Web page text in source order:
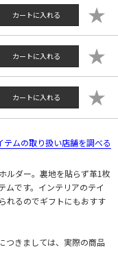
カートに入れる ★
カートに入れる ★
カートに入れる ★
テムの取り扱い店舗を調べる
ルダー。裏地を貼らず革1枚
ムです。インテリアのテイ
れるのでギフトにもおすす
つきましては、実際の商品